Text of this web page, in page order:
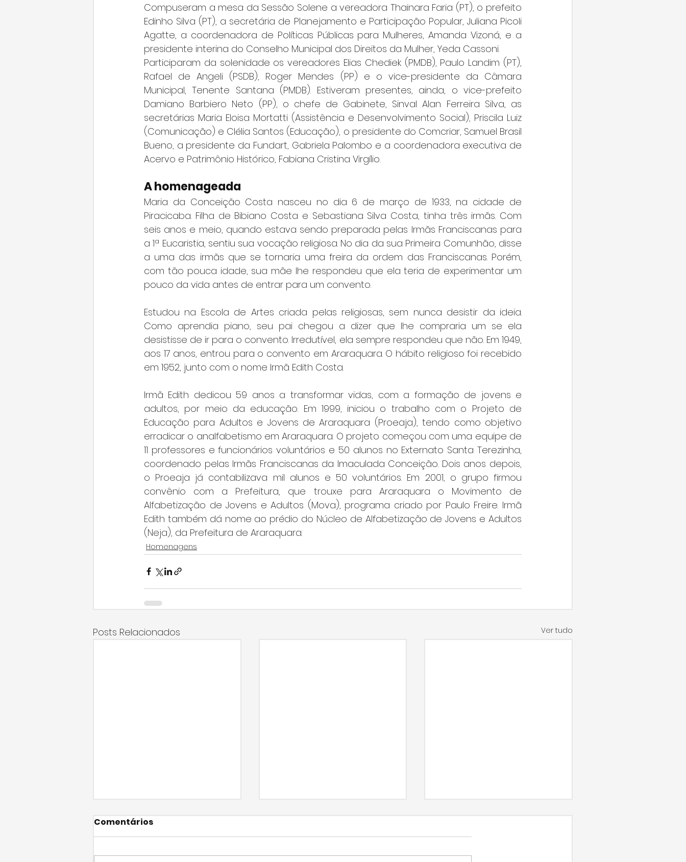
Compuseram a mesa da Sessão Solene a vereadora Thainara Faria (PT), o prefeito
Edinho Silva (PT), a secretária de Planejamento e Participação Popular, Juliana Picoli
Agatte, a coordenadora de Políticas Públicas para Mulheres, Amanda Vizoná, e a
presidente interina do Conselho Municipal dos Direitos da Mulher, Yeda Cassoni.
Participaram da solenidade os vereadores Elias Chediek (PMDB), Paulo Landim (PT),
Rafael de Angeli (PSDB), Roger Mendes (PP) e o vice-presidente da Câmara
Municipal, Tenente Santana (PMDB). Estiveram presentes, ainda, o vice-prefeito
Damiano Barbiero Neto (PP), o chefe de Gabinete, Sinval Alan Ferreira Silva, as
secretárias Maria Eloisa Mortatti (Assistência e Desenvolvimento Social), Priscila Luiz
(Comunicação) e Clélia Santos (Educação), o presidente do Comcriar, Samuel Brasil
Bueno, a presidente da Fundart, Gabriela Palombo e a coordenadora executiva de
Acervo e Patrimônio Histórico, Fabiana Cristina Virgílio.
A homenageada
Maria da Conceição Costa nasceu no dia 6 de março de 1933, na cidade de
Piracicaba. Filha de Bibiano Costa e Sebastiana Silva Costa, tinha três irmãs. Com
seis anos e meio, quando estava sendo preparada pelas Irmãs Franciscanas para
a 1ª Eucaristia, sentiu sua vocação religiosa. No dia da sua Primeira Comunhão, disse
a uma das irmãs que se tornaria uma freira da ordem das Franciscanas. Porém,
com tão pouca idade, sua mãe lhe respondeu que ela teria de experimentar um
pouco da vida antes de entrar para um convento.
Estudou na Escola de Artes criada pelas religiosas, sem nunca desistir da ideia.
Como aprendia piano, seu pai chegou a dizer que lhe compraria um se ela
desistisse de ir para o convento. Irredutível, ela sempre respondeu que não. Em 1949,
aos 17 anos, entrou para o convento em Araraquara. O hábito religioso foi recebido
em 1952, junto com o nome Irmã Edith Costa.
Irmã Edith dedicou 59 anos a transformar vidas, com a formação de jovens e
adultos, por meio da educação. Em 1999, iniciou o trabalho com o Projeto de
Educação para Adultos e Jovens de Araraquara (Proeaja), tendo como objetivo
erradicar o analfabetismo em Araraquara. O projeto começou com uma equipe de
11 professores e funcionários voluntários e 50 alunos no Externato Santa Terezinha,
coordenado pelas Irmãs Franciscanas da Imaculada Conceição. Dois anos depois,
o Proeaja já contabilizava mil alunos e 50 voluntários. Em 2001, o grupo firmou
convênio com a Prefeitura, que trouxe para Araraquara o Movimento de
Alfabetização de Jovens e Adultos (Mova), programa criado por Paulo Freire. Irmã
Edith também dá nome ao prédio do Núcleo de Alfabetização de Jovens e Adultos
(Neja), da Prefeitura de Araraquara.
Homenagens
Posts Relacionados Ver tudo
Comentários